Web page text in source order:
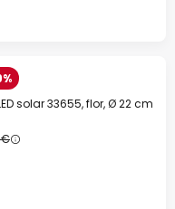
solar 33655, flor, Ø 22 cm
€